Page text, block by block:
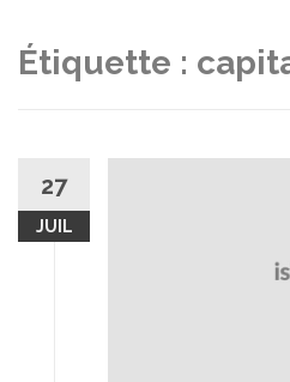
Étiquette :
27
JUIL